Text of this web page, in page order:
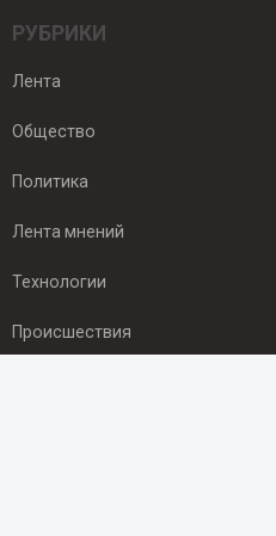
РУБРИКИ
Лента
Общество
Политика
Лента мнений
Технологии
Происшествия